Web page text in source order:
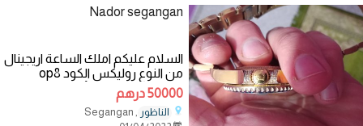
Nador segangan
السلام عليكم املك الساعة اريجينال
من النوع روليكس الكود op8
72200 من يهمه الأمر يتصل بنا
على الوتساب
50000 درهم
الناظور , Segangan